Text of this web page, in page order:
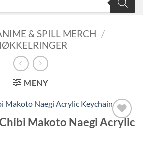
& SPILL MERCH /
MENY
Legg til i
Makoto Naegi Acrylic